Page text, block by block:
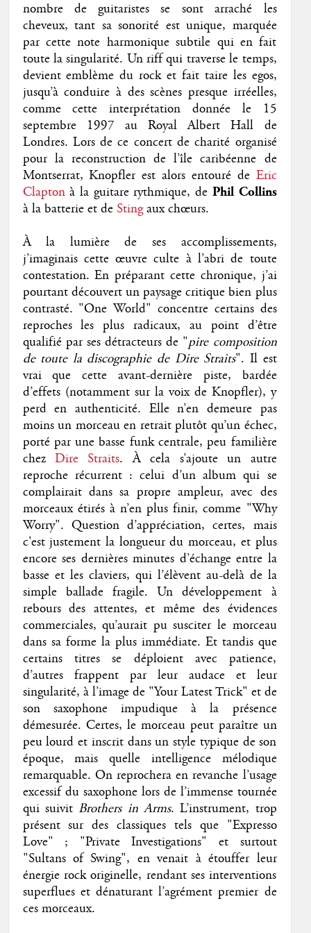
nombre de guitaristes se sont arraché les
cheveux, tant sa sonorité est unique, marquée
par cette note harmonique subtile qui en fait
toute la singularité. Un riff qui traverse le temps,
devient emblème du rock et fait taire les egos,
jusqu’à conduire à des scènes presque irréelles,
comme cette interprétation donnée le 15
septembre 1997 au Royal Albert Hall de
Londres. Lors de ce concert de charité organisé
pour la reconstruction de l’île caribéenne de
Montserrat, Knopfler est alors entouré de Eric
Claptonà la guitare rythmique, de Phil Collins
à la batterie et de Stingaux chœurs.
À la lumière de ses accomplissements,
j’imaginais cette œuvre culte à l’abri de toute
contestation. En préparant cette chronique, j’ai
pourtant découvert un paysage critique bien plus
contrasté. "One World" concentre certains des
reproches les plus radicaux, au point d’être
qualifié par ses détracteurs de "pire composition
de toute la discographie de Dire Straits". Il est
vrai que cette avant-dernière piste, bardée
d’effets (notamment sur la voix de Knopfler), y
perd en authenticité. Elle n’en demeure pas
moins un morceau en retrait plutôt qu’un échec,
porté par une basse funk centrale, peu familière
chez Dire Straits. À cela s’ajoute un autre
reproche récurrent : celui d’un album qui se
complairait dans sa propre ampleur, avec des
morceaux étirés à n’en plus finir, comme "Why
Worry". Question d’appréciation, certes, mais
c'est justement la longueur du morceau, et plus
encore ses dernières minutes d’échange entre la
basse et les claviers, qui l’élèvent au-delà de la
simple ballade fragile. Un développement à
rebours des attentes, et même des évidences
commerciales, qu’aurait pu susciter le morceau
dans sa forme la plus immédiate. Et tandis que
certains titres se déploient avec patience,
d’autres frappent par leur audace et leur
singularité, à l’image de "Your Latest Trick" et de
son saxophone impudique à la présence
démesurée. Certes, le morceau peut paraître un
peu lourd et inscrit dans un style typique de son
époque, mais quelle intelligence mélodique
remarquable. On reprochera en revanche l’usage
excessif du saxophone lors de l’immense tournée
qui suivit Brothers in Arms. L’instrument, trop
présent sur des classiques tels que "Expresso
Love" ; "Private Investigations" et surtout
"Sultans of Swing", en venait à étouffer leur
énergie rock originelle, rendant ses interventions
superflues et dénaturant l’agrément premier de
ces morceaux.